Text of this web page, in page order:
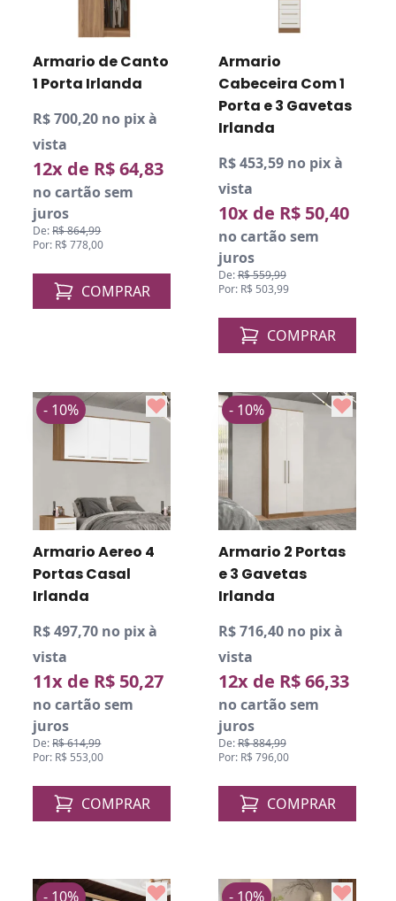
Armario de Canto
1 Porta Irlanda
R$ 700,20 no pix à
vista
12x de R$ 64,83
no cartão sem
juros
De:R$ 864,99
Por: R$ 778,00
COMPRAR
Armario
Cabeceira Com 1
Porta e 3 Gavetas
Irlanda
R$ 453,59 no pix à
vista
10x de R$ 50,40
no cartão sem
juros
De:R$ 559,99
Por: R$ 503,99
COMPRAR
Armario Aereo 4
Portas Casal
Irlanda
R$ 497,70 no pix à
vista
11x de R$ 50,27
no cartão sem
juros
De:R$ 614,99
Por: R$ 553,00
- 10%
COMPRAR
Armario 2 Portas
e 3 Gavetas
Irlanda
R$ 716,40 no pix à
vista
12x de R$ 66,33
no cartão sem
juros
De:R$ 884,99
Por: R$ 796,00
- 10%
COMPRAR
- 10% - 10%